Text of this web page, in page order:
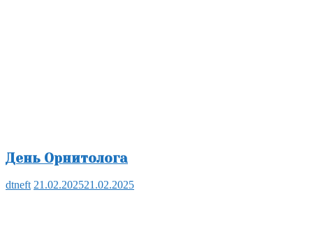
День Орнитолога
dtneft 21.02.202521.02.2025